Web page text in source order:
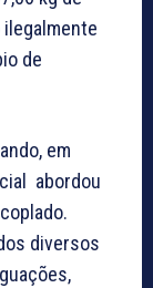
de
em
abordou
diversos